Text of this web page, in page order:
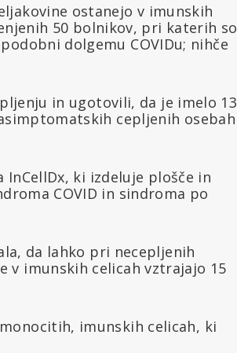
ostanejo v imunskih
50 bolnikov, pri katerih so
dolgemu COVIDu; nihče
in ugotovili, da je imelo 13
cepljenih osebah
ki izdeluje plošče in
COVID in sindroma po
da lahko pri necepljenih
v imunskih celicah vztrajajo 15
imunskih celicah, ki